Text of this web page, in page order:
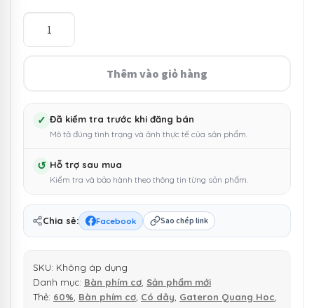
Bàn
RGB,
Gateron
switch
học
số
lượng
Thêm vào giỏ hàng
✓ Đã kiểm tra trước khi đăng bán
Mô tả đúng tình trạng và ảnh thực tế của sản phẩm.
↺ Hỗ trợ sau mua
Kiểm tra và bảo hành theo thông tin từng sản phẩm.
Chia sẻ: Facebook Sao chép link
SKU: Không áp dụng
Danh mục: Bàn phím cơ Sản phẩm mới
Thẻ: 60% Bàn phím cơ Có dây Gateron Quang Hoc